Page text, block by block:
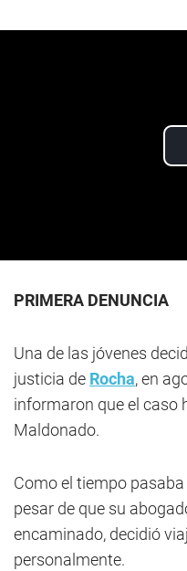
PRIMERA DENUNCIA
Una de las jóvenes
justicia de Rocha, en
informaron que el caso
Maldonado.
Como el tiempo
pesar de que su
encaminado, decidió
personalmente.